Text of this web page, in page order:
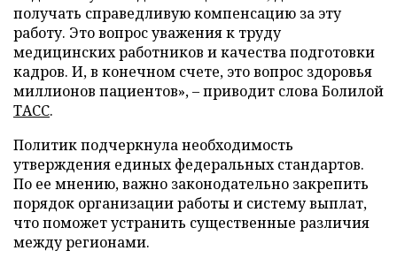
получать справедливую компенсацию за эту
работу. Это вопрос уважения к труду
медицинских работников и качества подготовки
кадров. И, в конечном счете, это вопрос здоровья
миллионов пациентов», – приводит слова Болилой
ТАСС.
Политик подчеркнула необходимость
утверждения единых федеральных стандартов.
По ее мнению, важно законодательно закрепить
порядок организации работы и систему выплат,
что поможет устранить существенные различия
между регионами.